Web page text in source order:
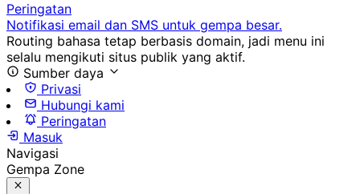
Peringatan
Notifikasi email dan SMS untuk gempa besar.
Routing bahasa tetap berbasis domain, jadi menu ini
selalu mengikuti situs publik yang aktif.
Sumber daya
Privasi
Hubungi kami
Peringatan
Masuk
Navigasi
Gempa Zone